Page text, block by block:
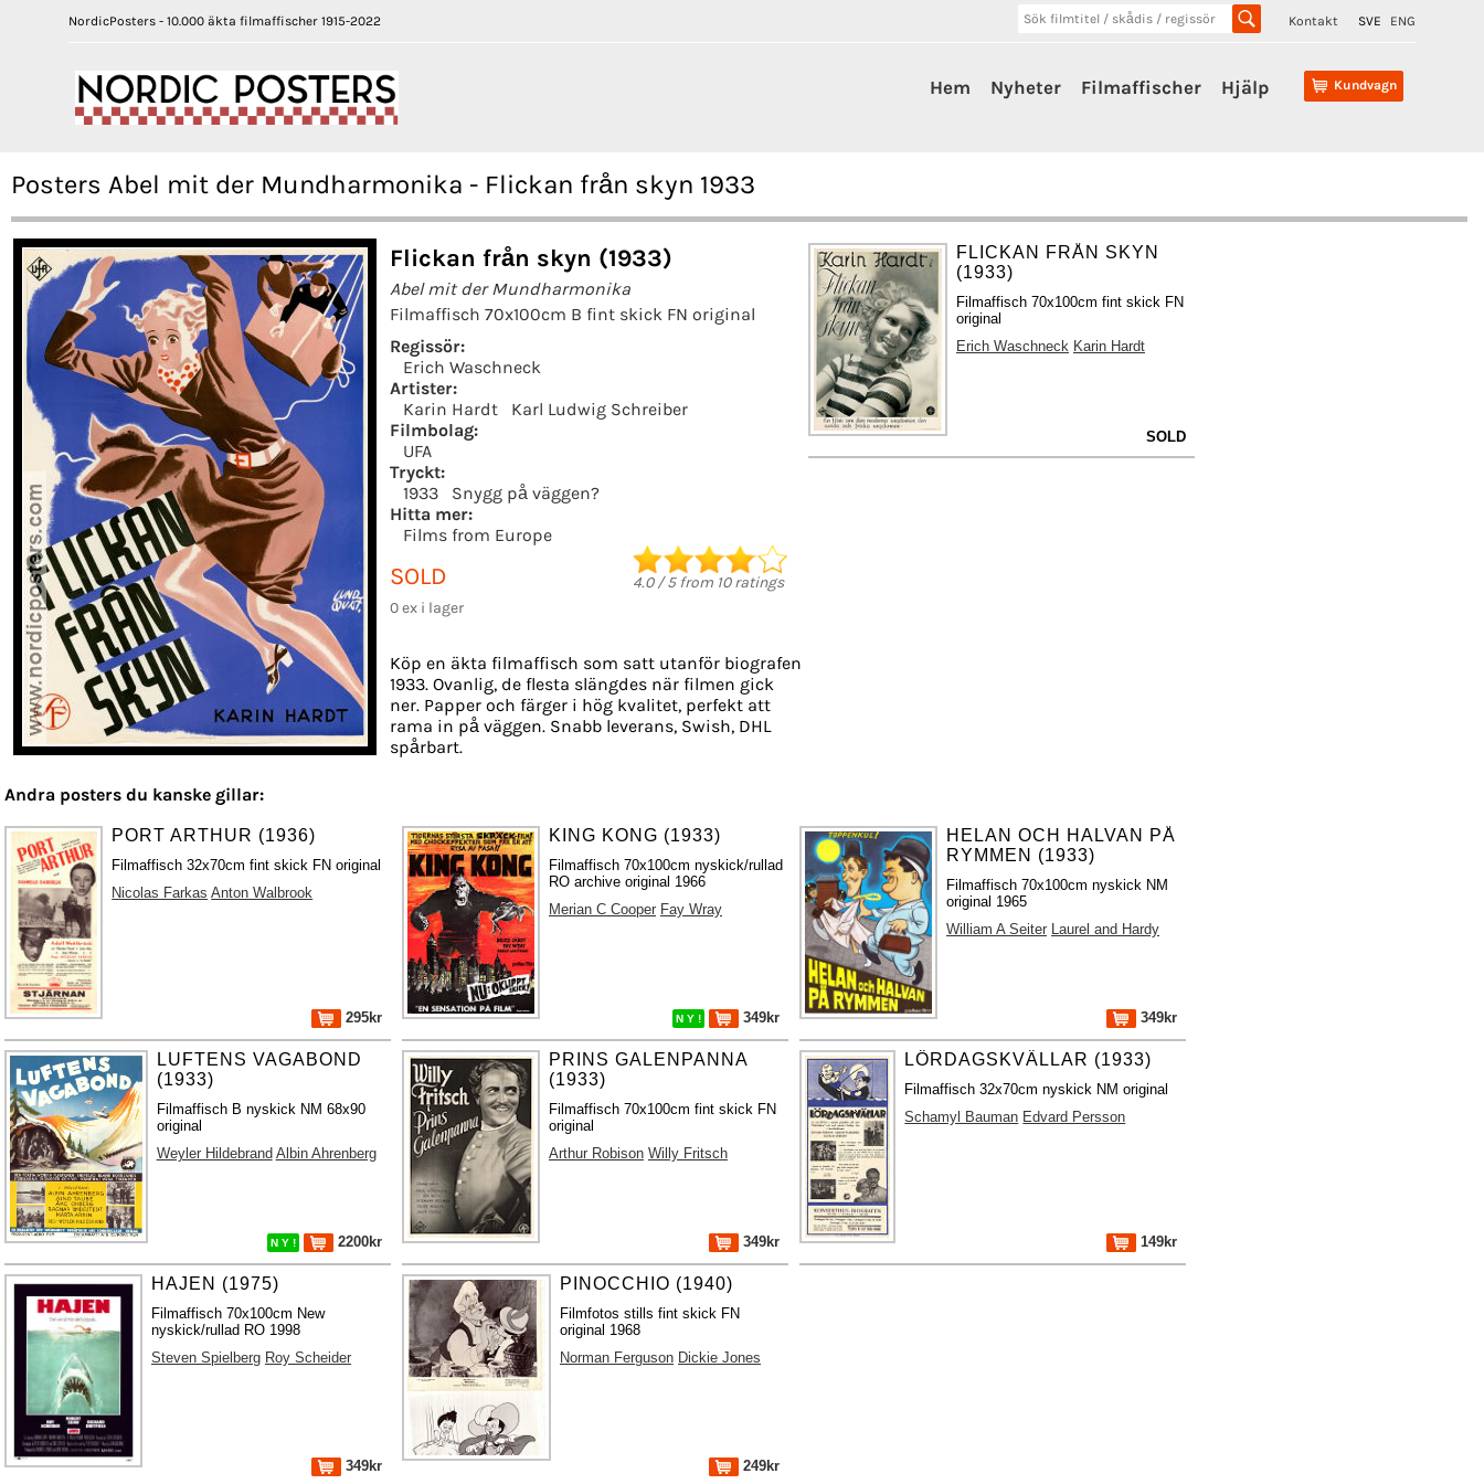
NordicPosters - 10.000 äkta filmaffischer 1915-2022 Kontakt SVE ENG
Kundvagn
Hem Nyheter Filmaffischer Hjälp
Posters Abel mit der Mundharmonika - Flickan från skyn 1933
Flickan från skyn (1933)
Abel mit der Mundharmonika
Filmaffisch 70x100cm B fint skick FN original
Regissör:
Erich Waschneck
Artister:
Karin Hardt
Karl Ludwig Schreiber
Filmbolag:
UFA
Tryckt:
1933
Snygg på väggen?
Hitta mer:
Films from Europe
SOLD
0 ex i lager
4.0/5from 10ratings
Köp en äkta filmaffisch som satt utanför biografen
1933. Ovanlig, de flesta slängdes när filmen gick
ner. Papper och färger i hög kvalitet, perfekt att
rama in på väggen. Snabb leverans, Swish, DHL
spårbart.
FLICKAN FRÅN SKYN
(1933)
Filmaffisch 70x100cm fint skick FN
original
Erich Waschneck Karin Hardt
SOLD
Andra posters du kanske gillar:
PORT ARTHUR (1936)
Filmaffisch 32x70cm fint skick FN original
Nicolas Farkas Anton Walbrook
295kr
KING KONG (1933)
Filmaffisch 70x100cm nyskick/rullad
RO archive original 1966
Merian C Cooper Fay Wray
N Y ! 349kr
HELAN OCH HALVAN PÅ
RYMMEN (1933)
Filmaffisch 70x100cm nyskick NM
original 1965
William A Seiter Laurel and Hardy
349kr
LUFTENS VAGABOND
(1933)
Filmaffisch B nyskick NM 68x90
original
Weyler Hildebrand Albin Ahrenberg
N Y ! 2200kr
PRINS GALENPANNA
(1933)
Filmaffisch 70x100cm fint skick FN
original
Arthur Robison Willy Fritsch
349kr
LÖRDAGSKVÄLLAR (1933)
Filmaffisch 32x70cm nyskick NM original
Schamyl Bauman Edvard Persson
149kr
HAJEN (1975)
Filmaffisch 70x100cm New
nyskick/rullad RO 1998
Steven Spielberg Roy Scheider
349kr
PINOCCHIO (1940)
Filmfotos stills fint skick FN
original 1968
Norman Ferguson Dickie Jones
249kr